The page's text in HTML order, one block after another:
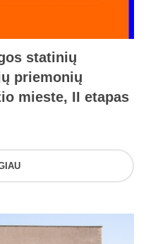
statinių
priemonių
mieste, II etapas